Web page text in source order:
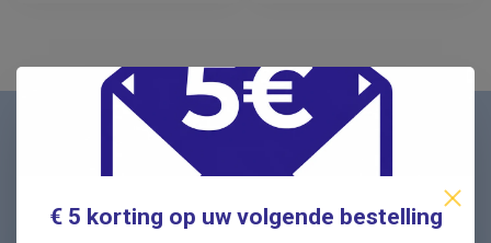
Nieuwsbrief
Schrijf u in voor onze nieuwsbrief en ontvang als eerste
€ 5 korting op uw volgende bestelling